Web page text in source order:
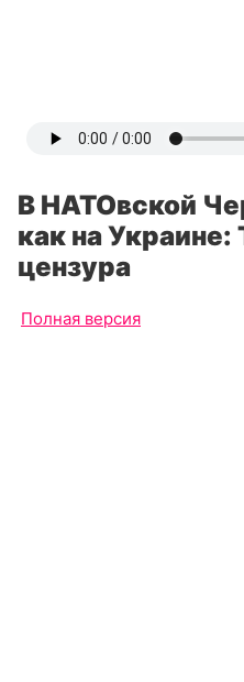
В НАТОвской
как на
цензура
Полная версия